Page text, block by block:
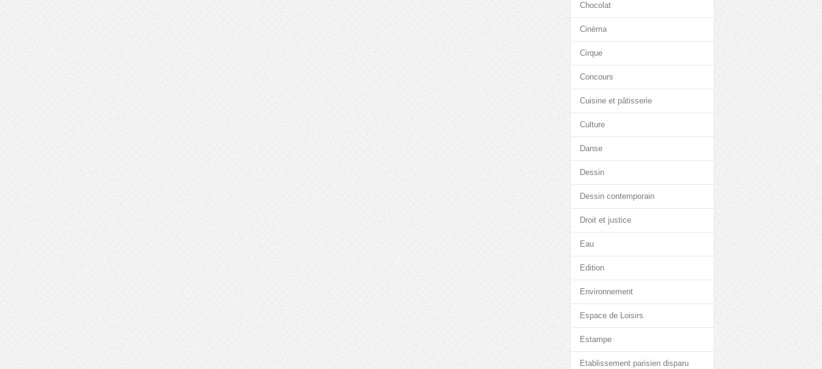
Chocolat
Cinéma
Cirque
Concours
Cuisine et pâtisserie
Culture
Danse
Dessin
Dessin contemporain
Droit et justice
Eau
Edition
Environnement
Espace de Loisirs
Estampe
Etablissement parisien disparu